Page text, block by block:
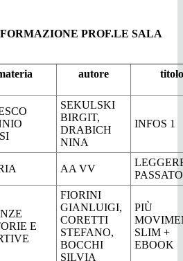
PROF.LE SALA
autore titolo
SEKULSKI
BIRGIT,
DRABICH
NINA
INFOS 1
AA VV
E
FIORINI
GIANLUIGI,
CORETTI
STEFANO,
BOCCHI
SILVIA
PIÙ
SLIM +
EBOOK